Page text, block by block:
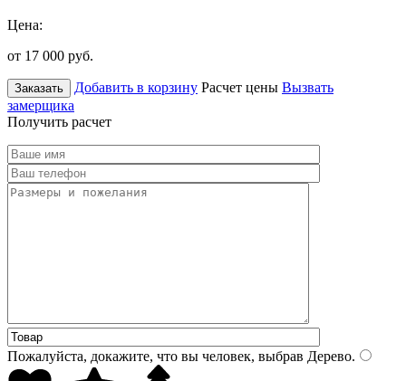
Цена:
от 17 000 руб.
Заказать Добавить в корзину Расчет цены Вызвать
замерщика
Получить расчет
Пожалуйста, докажите, что вы человек, выбрав Дерево.